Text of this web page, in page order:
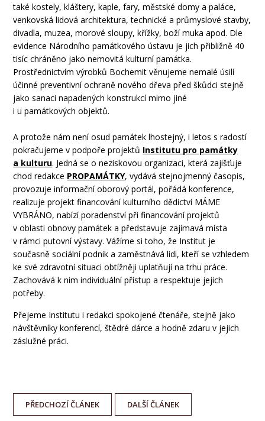
také kostely, kláštery, kaple, fary, městské domy a paláce,
venkovská lidová architektura, technické a průmyslové stavby,
divadla, muzea, morové sloupy, křížky, boží muka apod. Dle
evidence Národního památkového ústavu je jich přibližně 40
tisíc chráněno jako nemovitá kulturní památka.
Prostřednictvím výrobků Bochemitvěnujeme nemalé úsilí
účinné preventivní ochraně nového dřeva před škůdci stejně
jako sanaci napadených konstrukcí mimo jiné
i u památkových objektů.
A protože nám není osud památek lhostejný, i letos s radostí
pokračujeme v podpoře projektů Institutu pro památky
a kulturu. Jedná se o neziskovou organizaci, která zajišťuje
chod redakce PROPAMÁTKY, vydává stejnojmenný časopis,
provozuje informační oborový portál, pořádá konference,
realizuje projekt financování kulturního dědictví MÁME
VYBRÁNO, nabízí poradenství při financování projektů
v oblasti obnovy památek a představuje zajímavá místa
v rámci putovní výstavy. Vážíme si toho, že Institut je
současně sociální podnik a zaměstnává lidi, kteří se vzhledem
ke své zdravotní situaci obtížněji uplatňují na trhu práce.
Zachovává k nim individuální přístup a respektuje jejich
potřeby.
Přejeme Institutu i redakci spokojené čtenáře, stejně jako
návštěvníky konferencí, štědré dárce a hodně zdaru v jejich
záslužné práci.
PŘEDCHOZÍČLÁNEK DALŠÍČLÁNEK